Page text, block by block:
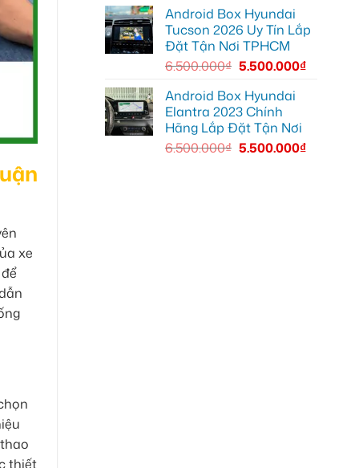
xe
thiết
Android Box Hyundai
Tucson 2026 Uy Tín Lắp
Đặt Tận Nơi TPHCM
6.500.000₫ 5.500.000₫
Android Box Hyundai
Elantra 2023 Chính
Hãng Lắp Đặt Tận Nơi
6.500.000₫ 5.500.000₫